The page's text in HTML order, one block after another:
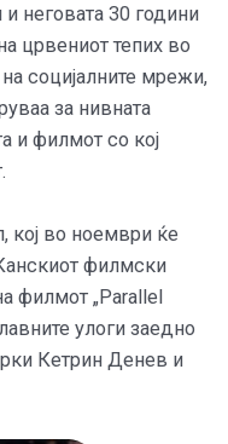
неговата 30 години
црвениот тепих во
социјалните мрежи,
за нивната
и филмот со кој
кој во ноември ќе
филмски
филмот „Parallel
улоги заедно
Кетрин Денев и